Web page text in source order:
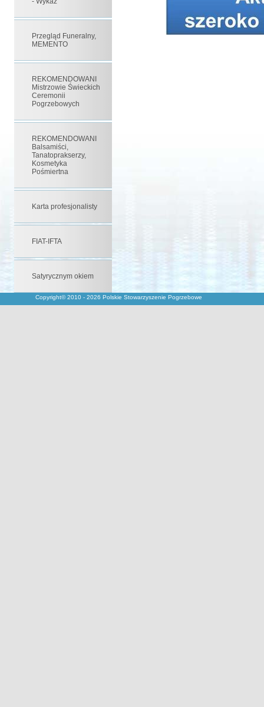
Przegląd Funeralny,
MEMENTO
REKOMENDOWANI
Mistrzowie Świeckich
Ceremonii
Pogrzebowych
REKOMENDOWANI
Balsamiści,
Tanatoprakserzy,
Kosmetyka
Pośmiertna
Karta profesjonalisty
FIAT-IFTA
Satyrycznym okiem
Copyright© 2010 - 2026 Polskie Stowarzyszenie Pogrzebowe